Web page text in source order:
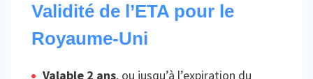
Validité de l’ETA pour le
Royaume-Uni
Valable 2 ans, ou jusqu’à l’expiration du